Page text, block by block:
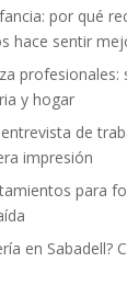
por qué
hace sentir
profesionales:
y hogar
de
impresión
para
en Sabadell?